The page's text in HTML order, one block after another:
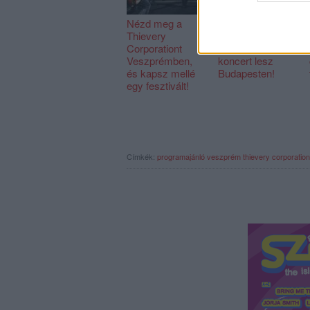
Nézd meg a
Thievery
Corporationt
Veszprémben,
és kapsz mellé
egy fesztivált!
koncert lesz
Budapesten!
Címkék: programajánlóveszprém thievery corporation